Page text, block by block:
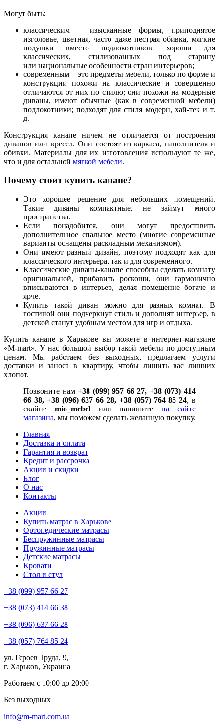
Могут быть:
классическим – изысканные формы, приподнятое
изголовье, цветная, часто даже пестрая обивка, мягкие
подушки вместо подлокотников; хороши для
классических, стилизованных под старину
или национальные особенности стран интерьеров;
современным – это предметы мебели, только по форме и
конструкции похожи на классические и совершенно
отличаются от них по стилю; они похожи на модерные
диваны, имеют обычные (как в современной мебели)
подлокотники; подходят для стиля модерн, хай-тек и т.
д.
Конструкция канапе ничем не отличается от построения
диванов или кресел. Они состоят из каркаса, наполнителя и
обивки. Материалы для их изготовления используют те же,
что и для остальной мягкой мебели.
Почему стоит купить канапе?
Это хорошее решение для небольших помещений.
Такие диваны компактные, не займут много
пространства.
Если понадобится, они могут предоставить
дополнительное спальное место (многие современные
варианты оснащены раскладным механизмом).
Они имеют разный дизайн, поэтому подходят как для
классического интерьера, так и для современного.
Классические диваны-канапе способны сделать комнату
оригинальной, прибавить роскоши, они гармонично
вписываются в интерьер, делая помещение богаче и
ярче.
Купить такой диван можно для разных комнат. В
гостиной они подчеркнут стиль и дополнят интерьер, в
детской станут удобным местом для игр и отдыха.
Купить канапе в Харькове вы можете в интернет-магазине
«M-mart». У нас большой выбор такой мебели по доступным
ценам. Мы работаем без выходных, предлагаем услуги
доставки и заноса в квартиру, чтобы лишить вас лишних
хлопот.
Позвоните нам+38 (099) 957 66 27, +38 (073) 414
66 38, +38 (096) 637 66 28, +38 (057) 764 85 24, в
скайпе mio_mebelили напишитена сайте
магазина, мы поможем сделать желанную покупку.
Главная
Доставка и оплата
Гарантия и возврат
Кредит и рассрочка
Акции и скидки
Блог
О нас
Контакты
Акции
Купить матрас в Харькове
Ортопедические матрасы
Беспружинные матрасы
Пружинные матрасы
Детские матрасы
Кровати
Стол и стул
+38 (099) 957 66 27
+38 (073) 414 66 38
+38 (096) 637 66 28
+38 (057) 764 85 24
ул. Героев Труда, 9,
г. Харьков, Украина
Работаем с 10:00 до 20:00
Без выходных
info@m-mart.com.ua